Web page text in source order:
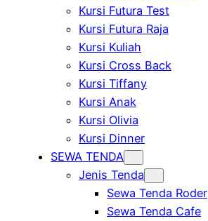
Kursi Futura Test
Kursi Futura Raja
Kursi Kuliah
Kursi Cross Back
Kursi Tiffany
Kursi Anak
Kursi Olivia
Kursi Dinner
SEWA TENDA
Jenis Tenda
Sewa Tenda Roder
Sewa Tenda Cafe